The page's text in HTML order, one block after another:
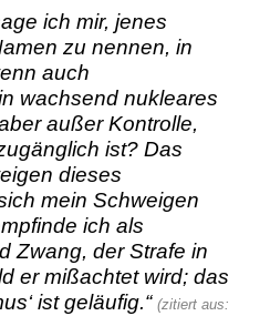
ich mir, jenes
zu nennen, in
auch
wachsend nukleares
außer Kontrolle,
ist? Das
dieses
mein Schweigen
ich als
Zwang, der Strafe in
er mißachtet wird; das
ist geläufig.“ (zitiert aus: